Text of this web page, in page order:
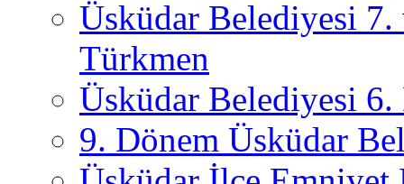
Üsküdar Belediyesi
Türkmen
Üsküdar Belediyesi 6.
9. Dönem Üsküdar